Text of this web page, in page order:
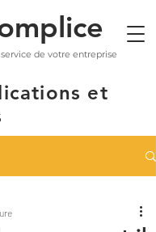
de votre entreprise
et